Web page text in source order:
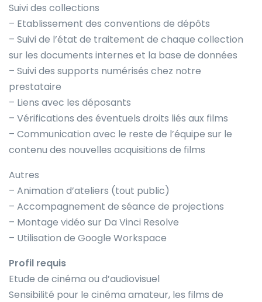
Suivi des collections
– Etablissement des conventions de dépôts
– Suivi de l’état de traitement de chaque collection
sur les documents internes et la base de données
– Suivi des supports numérisés chez notre
prestataire
– Liens avec les déposants
– Vérifications des éventuels droits liés aux films
– Communication avec le reste de l’équipe sur le
contenu des nouvelles acquisitions de films
Autres
– Animation d’ateliers (tout public)
– Accompagnement de séance de projections
– Montage vidéo sur Da Vinci Resolve
– Utilisation de Google Workspace
Profil requis
Etude de cinéma ou d’audiovisuel
Sensibilité pour le cinéma amateur, les films de